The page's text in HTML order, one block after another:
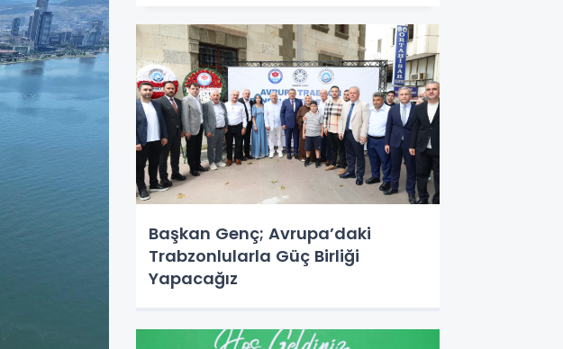
Başkan Genç; Avrupa’daki
Trabzonlularla Güç Birliği
Yapacağız